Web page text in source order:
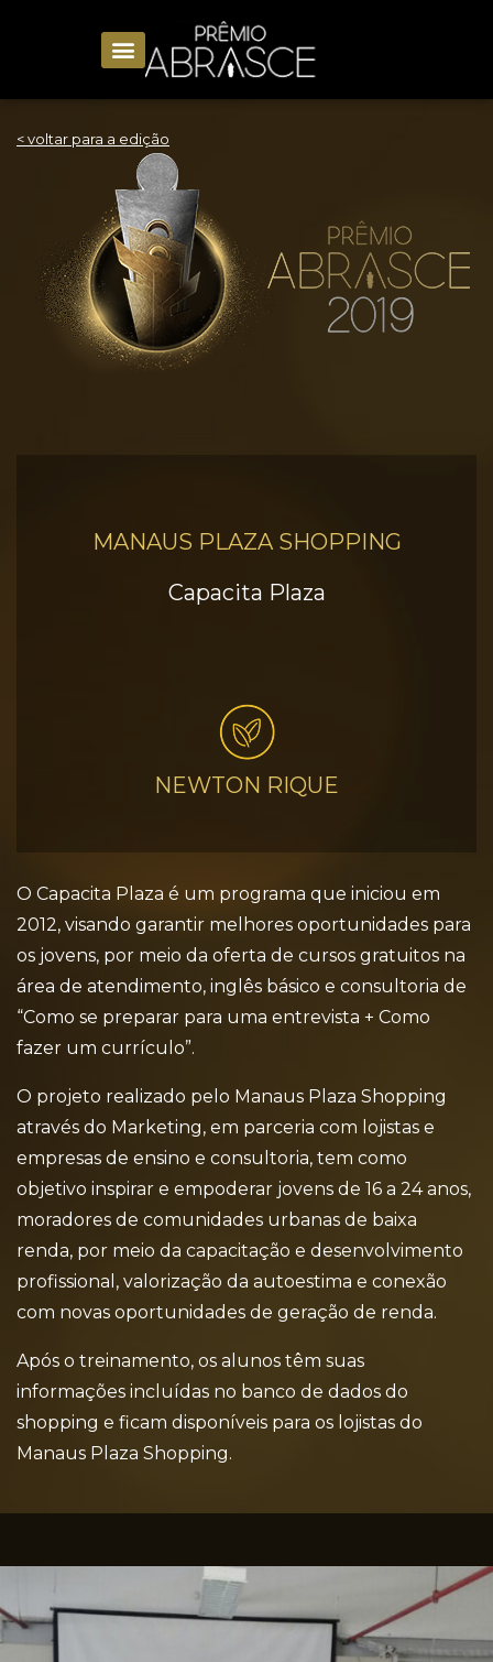
< voltar para a edição
MANAUS PLAZA SHOPPING
Capacita Plaza
NEWTON RIQUE
O Capacita Plaza é um programa que iniciou em
2012, visando garantir melhores oportunidades para
os jovens, por meio da oferta de cursos gratuitos na
área de atendimento, inglês básico e consultoria de
“Como se preparar para uma entrevista + Como
fazer um currículo”.
O projeto realizado pelo Manaus Plaza Shopping
através do Marketing, em parceria com lojistas e
empresas de ensino e consultoria, tem como
objetivo inspirar e empoderar jovens de 16 a 24 anos,
moradores de comunidades urbanas de baixa
renda, por meio da capacitação e desenvolvimento
profissional, valorização da autoestima e conexão
com novas oportunidades de geração de renda.
Após o treinamento, os alunos têm suas
informações incluídas no banco de dados do
shopping e ficam disponíveis para os lojistas do
Manaus Plaza Shopping.